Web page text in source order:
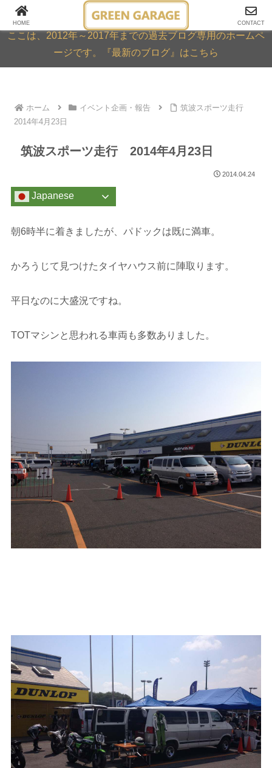
GREEN GARAGE ARCHIVE
ここは、2012年～2017年までの過去ブログ専用のホームペ
ージです。『最新のブログ』はこちら
ホーム イベント企画・報告
筑波スポーツ走行
2014年4月23日
筑波スポーツ走行 2014年4月23日
2014.04.24
Japanese
朝6時半に着きましたが、パドックは既に満車。
かろうじて見つけたタイヤハウス前に陣取ります。
平日なのに大盛況ですね。
TOTマシンと思われる車両も多数ありました。
HOME CONTACT